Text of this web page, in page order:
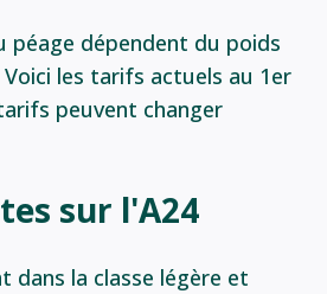
dépendent du poids
les tarifs actuels au 1er
peuvent changer
sur l'A24
dans la classe légère et